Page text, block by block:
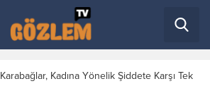
Karabağlar, Kadına Yönelik Şiddete Karşı Tek